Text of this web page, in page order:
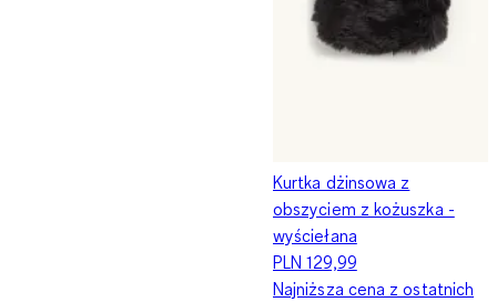
Kurtka dżinsowa z
obszyciem z kożuszka -
wyściełana
PLN 129,99
Najniższa cena z ostatnich